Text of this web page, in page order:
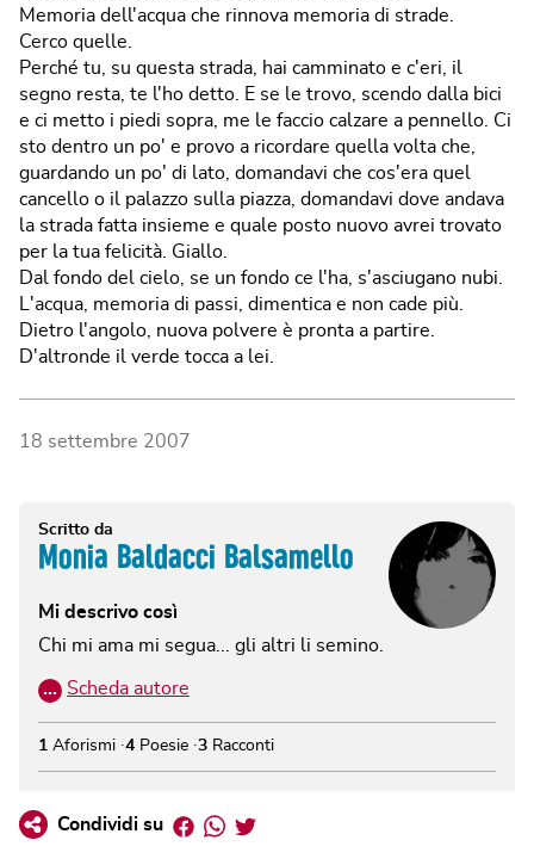
Memoria dell'acqua che rinnova memoria di strade.
Cerco quelle.
Perché tu, su questa strada, hai camminato e c'eri, il
segno resta, te l'ho detto. E se le trovo, scendo dalla bici
e ci metto i piedi sopra, me le faccio calzare a pennello. Ci
sto dentro un po' e provo a ricordare quella volta che,
guardando un po' di lato, domandavi che cos'era quel
cancello o il palazzo sulla piazza, domandavi dove andava
la strada fatta insieme e quale posto nuovo avrei trovato
per la tua felicità. Giallo.
Dal fondo del cielo, se un fondo ce l'ha, s'asciugano nubi.
L'acqua, memoria di passi, dimentica e non cade più.
Dietro l'angolo, nuova polvere è pronta a partire.
D'altronde il verde tocca a lei.
18 settembre 2007
Scritto da
Monia Baldacci Balsamello
Mi descrivo così
Chi mi ama mi segua... gli altri li semino.
… Scheda autore
1 Aforismi 4 Poesie 3 Racconti
Condividi su Facebook
Whatsapp
Twitter